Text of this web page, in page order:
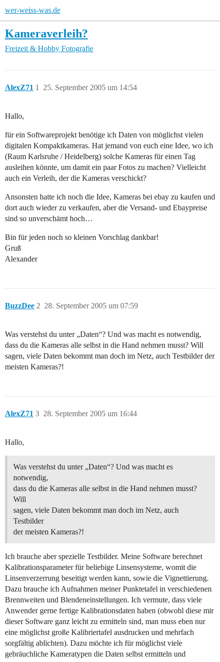
wer-weiss-was.de
Kameraverleih?
Freizeit & Hobby Fotografie
AlexZ71 25. September 2005 um 14:54
1
Hallo,
für ein Softwareprojekt benötige ich Daten von möglichst vielen
digitalen Kompaktkameras. Hat jemand von euch eine Idee, wo ich
(Raum Karlsruhe / Heidelberg) solche Kameras für einen Tag
ausleihen könnte, um damit ein paar Fotos zu machen? Vielleicht
auch ein Verleih, der die Kameras verschickt?
Ansonsten hatte ich noch die Idee, Kameras bei ebay zu kaufen und
dort auch wieder zu verkaufen, aber die Versand- und Ebaypreise
sind so unverschämt hoch…
Bin für jeden noch so kleinen Vorschlag dankbar!
Gruß
Alexander
BuzzDee 28. September 2005 um 07:59
2
Was verstehst du unter „Daten“? Und was macht es notwendig,
dass du die Kameras alle selbst in die Hand nehmen musst? Will
sagen, viele Daten bekommt man doch im Netz, auch Testbilder der
meisten Kameras?!
AlexZ71 28. September 2005 um 16:44
3
Hallo,
Was verstehst du unter „Daten“? Und was macht es
notwendig,
dass du die Kameras alle selbst in die Hand nehmen musst?
Will
sagen, viele Daten bekommt man doch im Netz, auch
Testbilder
der meisten Kameras?!
Ich brauche aber spezielle Testbilder. Meine Software berechnet
Kalibrationsparameter für beliebige Linsensysteme, womit die
Linsenverzerrung beseitigt werden kann, sowie die Vignettierung.
Dazu brauche ich Aufnahmen meiner Punktetafel in verschiedenen
Brennweiten und Blendeneinstellungen. Ich vermute, dass viele
Anwender gerne fertige Kalibrationsdaten haben (obwohl diese mir
dieser Software ganz leicht zu ermitteln sind, man muss eben nur
eine möglichst große Kalibriertafel ausdrucken und mehrfach
sorgfältig ablichten). Dazu möchte ich für möglichst viele
gebräuchliche Kameratypen die Daten selbst ermitteln und